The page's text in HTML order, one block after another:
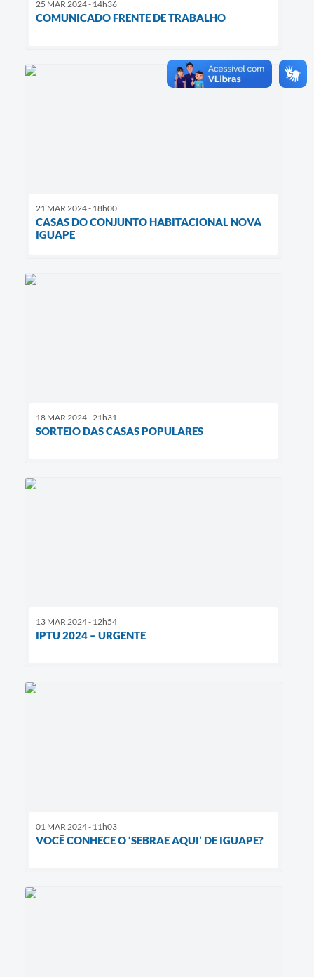
25 MAR 2024 - 14h36
COMUNICADO FRENTE DE TRABALHO
21 MAR 2024 - 18h00
CASAS DO CONJUNTO HABITACIONAL NOVA
IGUAPE
18 MAR 2024 - 21h31
SORTEIO DAS CASAS POPULARES
13 MAR 2024 - 12h54
IPTU 2024 – URGENTE
01 MAR 2024 - 11h03
VOCÊ CONHECE O ‘SEBRAE AQUI’ DE IGUAPE?